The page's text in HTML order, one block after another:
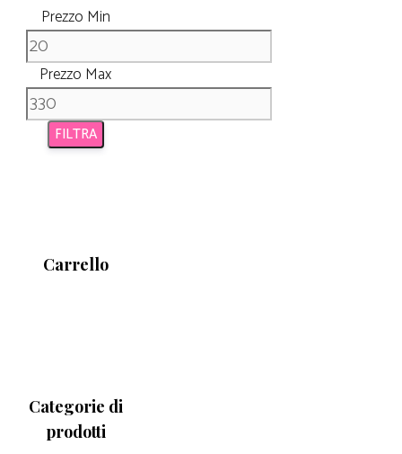
Prezzo Min
Prezzo Max
FILTRA
Carrello
Categorie di
prodotti